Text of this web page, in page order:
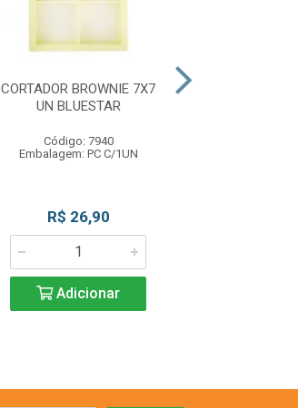
CORTADOR BROWNIE 7X7
UN BLUESTAR
Código: 7940
Embalagem: PC C/1UN
R$ 26,90
Adicionar